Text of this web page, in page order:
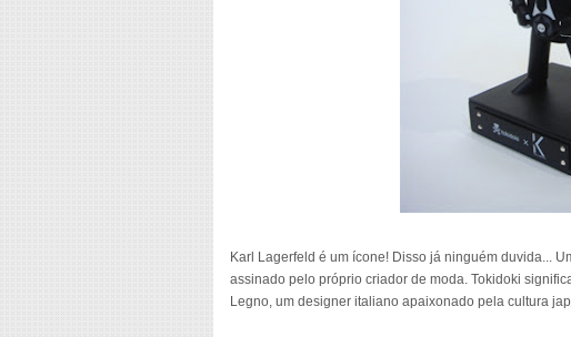
Karl Lagerfeld é um ícone! Disso já ninguém duvida...
assinado pelo próprio criador de moda. Tokidoki
Legno, um designer italiano apaixonado pela cultura